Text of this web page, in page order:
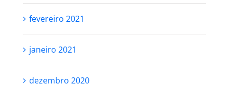
fevereiro 2021
janeiro 2021
dezembro 2020